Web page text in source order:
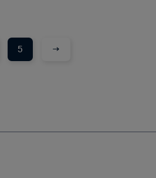
5 →